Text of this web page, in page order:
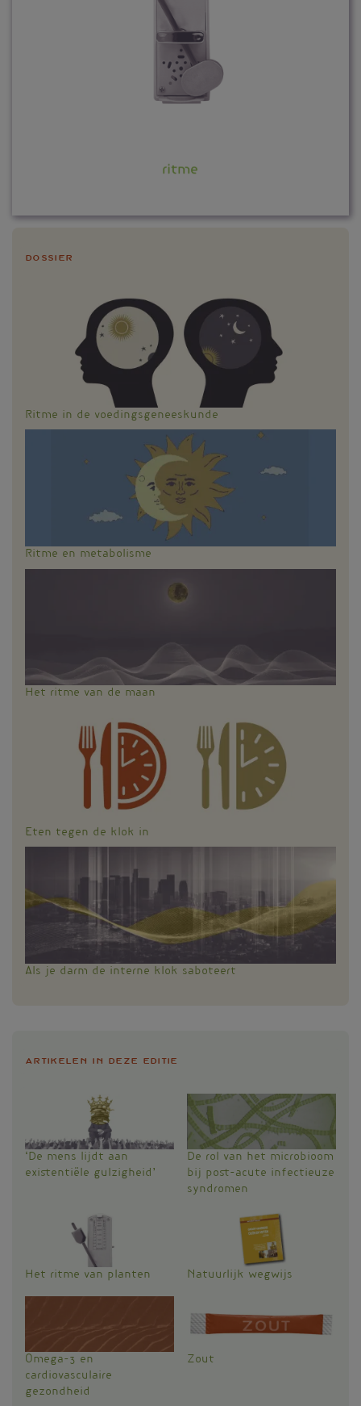
Dossier
Ritme in de voedingsgeneeskunde
Ritme en metabolisme
Het ritme van de maan
Eten tegen de klok in
Als je darm de interne klok saboteert
Artikelen in deze editie
‘De mens lijdt aan
existentiële gulzigheid’
De rol van het microbioom
bij post-acute infectieuze
syndromen
Het ritme van planten Natuurlijk wegwijs
Omega-3 en
cardiovasculaire
gezondheid
Zout